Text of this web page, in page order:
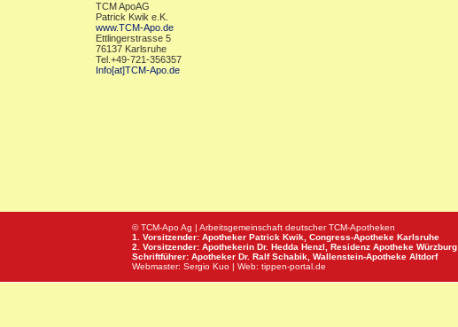
TCM ApoAG
Patrick Kwik e.K.
www.TCM-Apo.de
Ettlingerstrasse 5
76137 Karlsruhe
Tel.+49-721-356357
Info[at]TCM-Apo.de
© TCM-Apo Ag | Arbeitsgemeinschaft deutscher TCM-Apotheken
1. Vorsitzender: Apotheker Patrick Kwik, Congress-Apotheke Karlsruhe
2. Vorsitzender: Apothekerin Dr. Hedda Henzl, Residenz Apotheke Würzburg
Schriftführer: Apotheker Dr. Ralf Schabik, Wallenstein-Apotheke Altdorf
Webmaster: Sergio Kuo | Web: tippen-portal.de